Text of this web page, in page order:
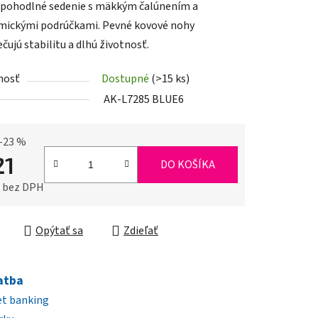
sedenie s mäkkým čalúnením a
podrúčkami. Pevné kovové nohy
stabilitu a dlhú životnosť.
Dostupné (>15 ks)
AK-L7285 BLUE6
%
DPH
DO KOŠÍKA
Opýtať sa Zdieľať
banking